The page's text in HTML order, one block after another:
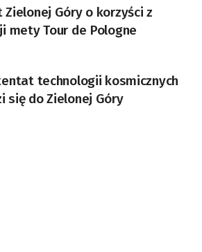
Zielonej Góry o korzyści z
mety Tour de Pologne
technologii kosmicznych
się do Zielonej Góry